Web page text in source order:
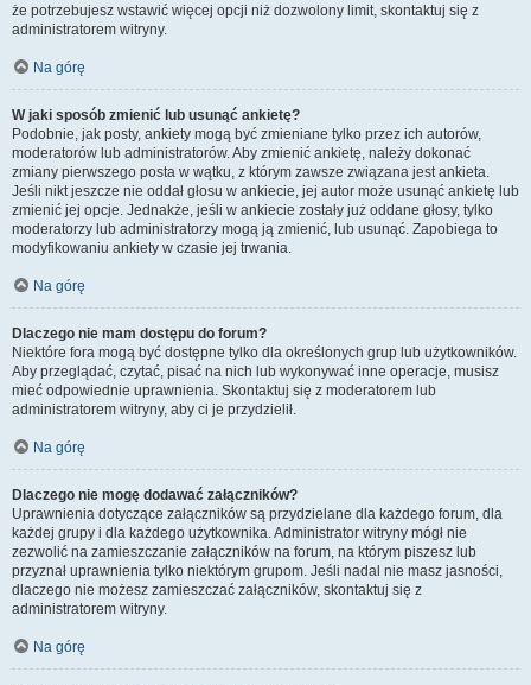
że potrzebujesz wstawić więcej opcji niż dozwolony limit, skontaktuj się z
administratorem witryny.
Na górę
W jaki sposób zmienić lub usunąć ankietę?
Podobnie, jak posty, ankiety mogą być zmieniane tylko przez ich autorów,
moderatorów lub administratorów. Aby zmienić ankietę, należy dokonać
zmiany pierwszego posta w wątku, z którym zawsze związana jest ankieta.
Jeśli nikt jeszcze nie oddał głosu w ankiecie, jej autor może usunąć ankietę lub
zmienić jej opcje. Jednakże, jeśli w ankiecie zostały już oddane głosy, tylko
moderatorzy lub administratorzy mogą ją zmienić, lub usunąć. Zapobiega to
modyfikowaniu ankiety w czasie jej trwania.
Na górę
Dlaczego nie mam dostępu do forum?
Niektóre fora mogą być dostępne tylko dla określonych grup lub użytkowników.
Aby przeglądać, czytać, pisać na nich lub wykonywać inne operacje, musisz
mieć odpowiednie uprawnienia. Skontaktuj się z moderatorem lub
administratorem witryny, aby ci je przydzielił.
Na górę
Dlaczego nie mogę dodawać załączników?
Uprawnienia dotyczące załączników są przydzielane dla każdego forum, dla
każdej grupy i dla każdego użytkownika. Administrator witryny mógł nie
zezwolić na zamieszczanie załączników na forum, na którym piszesz lub
przyznał uprawnienia tylko niektórym grupom. Jeśli nadal nie masz jasności,
dlaczego nie możesz zamieszczać załączników, skontaktuj się z
administratorem witryny.
Na górę